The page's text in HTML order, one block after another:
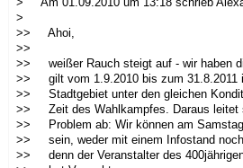
>
>> Ahoi,
>>
>> weißer Rauch steigt auf - wir haben
>> gilt vom 1.9.2010 bis zum 31.8.2011
>> Stadtgebiet unter den gleichen
>> Zeit des Wahlkampfes. Daraus leitet
>> Problem ab: Wir können am
>> sein, weder mit einem Infostand
>> denn der Veranstalter des